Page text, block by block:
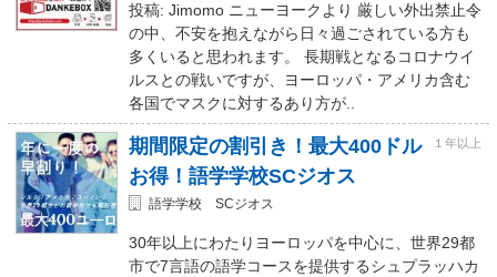
投稿: Jimomo ニューヨークより 厳しい外出禁止令
の中、不安を抱えながら日々過ごされている方も
多くいると思われます。 長期戦となるコロナウイ
ルスとの戦いですが、ヨーロッパ・アメリカ含む
各国でマスクに対するあり方が..
期間限定の割引き！最大400ドル
お得！語学学校SCジオス
１年以上
語学学校 SCジオス
30年以上にわたりヨーロッパを中心に、世界29都
市で7言語の語学コースを提供するシュプラッハカ